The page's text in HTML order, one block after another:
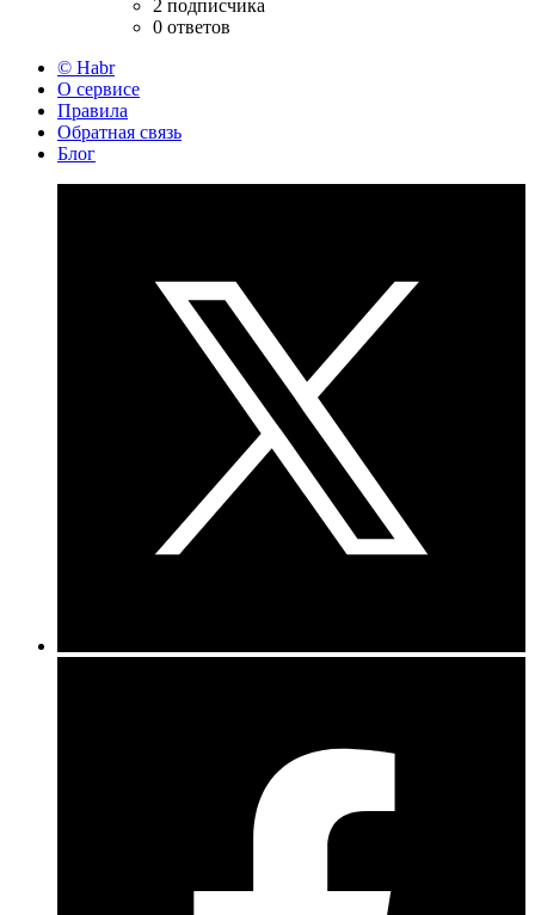
2 подписчика
0 ответов
© Habr
О сервисе
Правила
Обратная связь
Блог